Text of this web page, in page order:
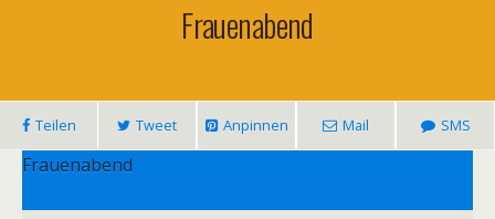
Frauenabend
Teilen Tweet Anpinnen Mail SMS
Frauenabend